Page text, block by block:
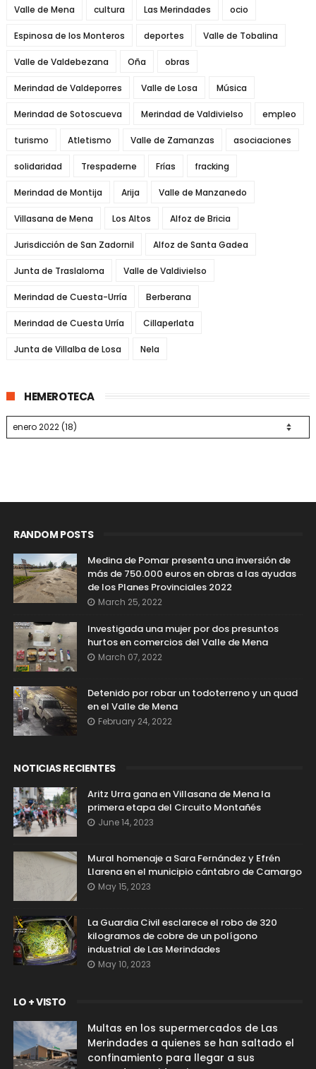
Valle de Mena cultura Las Merindades ocio
Espinosa de los Monteros deportes Valle de Tobalina
Valle de Valdebezana Oña obras
Merindad de Valdeporres Valle de Losa Música
Merindad de Sotoscueva Merindad de Valdivielso empleo
turismo Atletismo Valle de Zamanzas asociaciones
solidaridad Trespaderne Frías fracking
Merindad de Montija Arija Valle de Manzanedo
Villasana de Mena Los Altos Alfoz de Bricia
Jurisdicción de San Zadornil Alfoz de Santa Gadea
Junta de Traslaloma Valle de Valdivielso
Merindad de Cuesta-Urría Berberana
Merindad de Cuesta Urría Cillaperlata
Junta de Villalba de Losa Nela
HEMEROTECA
RANDOM POSTS
Medina de Pomar presenta una inversión de
más de 750.000 euros en obras a las ayudas
de los Planes Provinciales 2022
March 25, 2022
Investigada una mujer por dos presuntos
hurtos en comercios del Valle de Mena
March 07, 2022
Detenido por robar un todoterreno y un quad
en el Valle de Mena
February 24, 2022
NOTICIAS RECIENTES
Aritz Urra gana en Villasana de Mena la
primera etapa del Circuito Montañés
June 14, 2023
Mural homenaje a Sara Fernández y Efrén
Llarena en el municipio cántabro de Camargo
May 15, 2023
La Guardia Civil esclarece el robo de 320
kilogramos de cobre de un polígono
industrial de Las Merindades
May 10, 2023
LO + VISTO
Multas en los supermercados de Las
Merindades a quienes se han saltado el
confinamiento para llegar a sus